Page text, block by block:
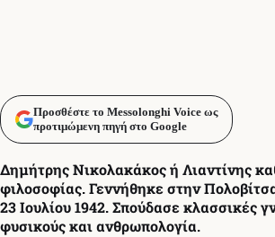
Προσθέστε το Messolonghi Voice ως
προτιμώμενη πηγή στο Google
Δημήτρης Νικολακάκος ή Λιαντίνης
φιλοσοφίας. Γεννήθηκε στην
23 Ιουλίου 1942. Σπούδασε κλασσικές
φυσικούς και ανθρωπολογία.